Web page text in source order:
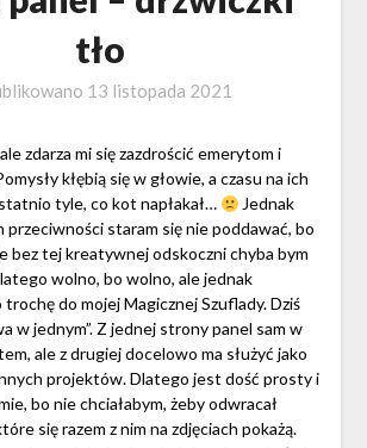
tło
13 listopada 2021
zdarza mi się zazdrościć emerytom i
kłębią się w głowie, a czasu na ich
tyle, co kot napłakał…
Jednak
przeciwności staram się nie poddawać, bo
bez tej kreatywnej odskoczni chyba bym
wolno, bo wolno, ale jednak
trochę do mojej Magicznej Szuflady. Dziś
w jednym”. Z jednej strony panel sam w
ale z drugiej docelowo ma służyć jako
projektów. Dlatego jest dość prosty i
bo nie chciałabym, żeby odwracał
się razem z nim na zdjęciach pokażą.